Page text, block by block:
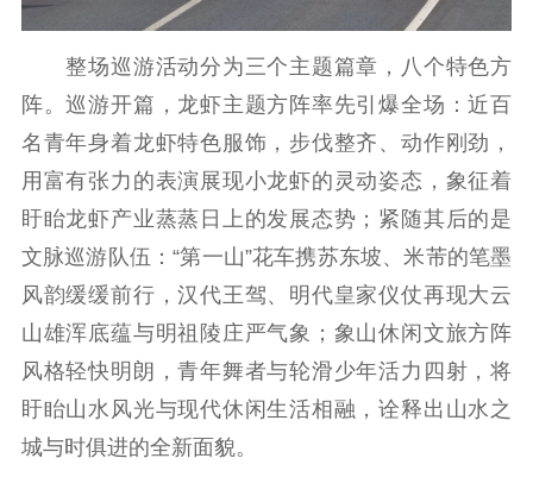
新闻宣传
主题宣传 对外宣传
新闻发布
记者之家
品牌栏目
文化文艺
精品生产 文化惠民
文化传承
文化交流
体制改革
文化产业
紫金文化艺术节
品牌活动 紫艺舞台
精神文明
文明创建 文明实践
整场巡游活动分为三个主题篇章，八个特色方
阵。巡游开篇，龙虾主题方阵率先引爆全场：近百
名青年身着龙虾特色服饰，步伐整齐、动作刚劲，
用富有张力的表演展现小龙虾的灵动姿态，象征着
盱眙龙虾产业蒸蒸日上的发展态势；紧随其后的是
文脉巡游队伍：“第一山”花车携苏东坡、米芾的笔墨
风韵缓缓前行，汉代王驾、明代皇家仪仗再现大云
山雄浑底蕴与明祖陵庄严气象；象山休闲文旅方阵
风格轻快明朗，青年舞者与轮滑少年活力四射，将
盱眙山水风光与现代休闲生活相融，诠释出山水之
城与时俱进的全新面貌。